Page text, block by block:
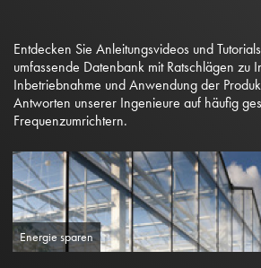
Entdecken Sie Anleitungsvideos und
umfassende Datenbank mit Ratschlägen zu
Inbetriebnahme und Anwendung der
Antworten unserer Ingenieure auf häufig
Frequenzumrichtern.
Energie sparen